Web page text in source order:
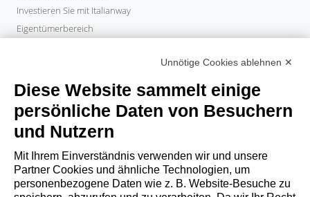
Investieren Sie mit Italianway
Eigentümerbereich
Italianway Academy
GÄSTE
Aufenthalt buchen
Langzeitaufenthalte
Gästeerlebnisse
Rabatte fuer gaeste
Bedingungen für Unternehmen
Unnötige Cookies ablehnen ✕
Diese Website sammelt einige
persönliche Daten von Besuchern
und Nutzern
Mit Ihrem Einverständnis verwenden wir und unsere
Partner Cookies und ähnliche Technologien, um
personenbezogene Daten wie z. B. Website-Besuche zu